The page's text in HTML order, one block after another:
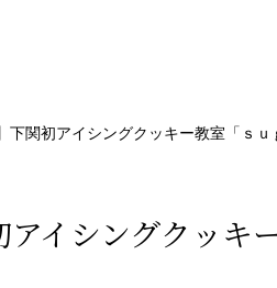
下関初アイシングクッキー教室「ｓ
アイシングクッ